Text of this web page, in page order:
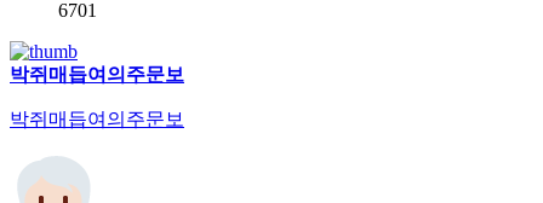
6701
박쥐매듭여의주문보
박쥐매듭여의주문보